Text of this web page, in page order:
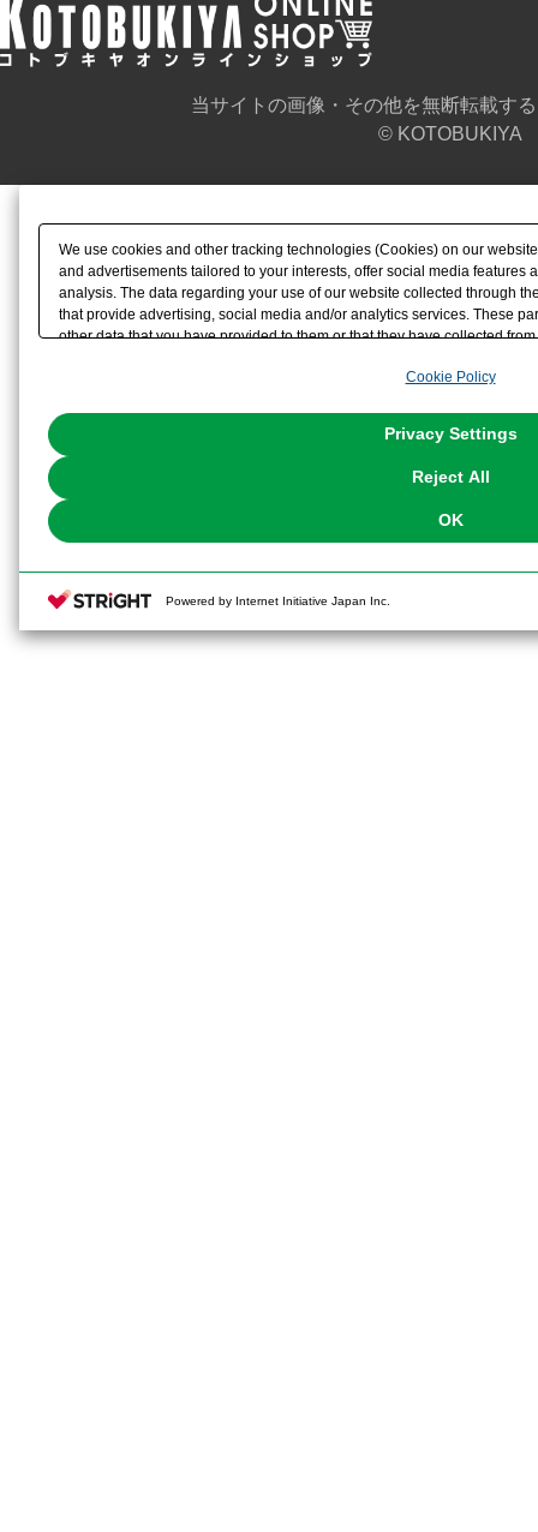
当サイトの画像・その他を無断転載す
© KOTOBUKIYA
We use cookies and other tracking technologies (Cookies) on our
and advertisements tailored to your interests, offer social media features
analysis. The data regarding your use of our website collected through
that provide advertising, social media and/or analytics services. These
other data that you have provided to them or that they have collected
the use of all Cookies except for Strictly Necessary Cookies, please
You can change your consent or rejection settings at any time via
Cookie Policy
Privacy Settings
Reject All
OK
Powered by Internet Initiative Japan Inc.